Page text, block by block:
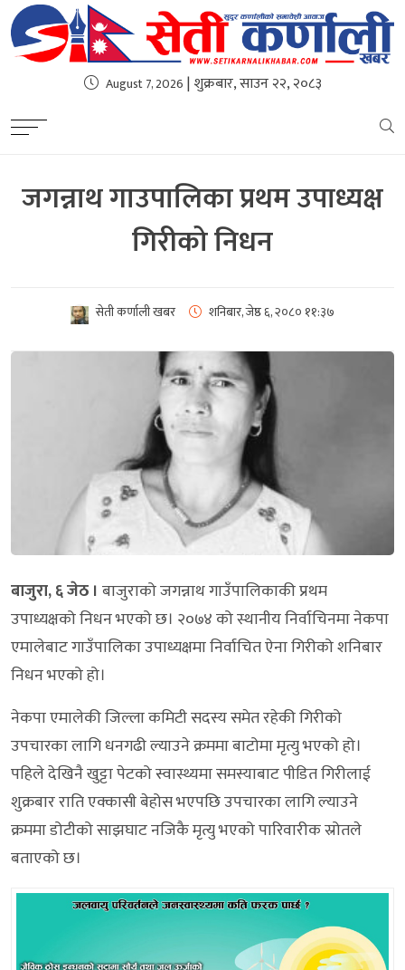
August 7, 2026 | शुक्रबार, साउन २२, २०८३
जगन्नाथ गाउपालिका प्रथम उपाध्यक्ष
गिरीको निधन
सेती कर्णाली खबर शनिबार, जेष्ठ ६, २०८० ११:३७
बाजुरा, ६ जेठ । बाजुराको जगन्नाथ गाउँपालिकाकी प्रथम
उपाध्यक्षको निधन भएको छ। २०७४ को स्थानीय निर्वाचिनमा नेकपा
एमालेबाट गाउँपालिका उपाध्यक्षमा निर्वाचित ऐना गिरीको शनिबार
निधन भएको हो।
नेकपा एमालेकी जिल्ला कमिटी सदस्य समेत रहेकी गिरीको
उपचारका लागि धनगढी ल्याउने क्रममा बाटोमा मृत्यु भएको हो।
पहिले देखिनै खुट्टा पेटको स्वास्थ्यमा समस्याबाट पीडित गिरीलाई
शुक्रबार राति एक्कासी बेहोस भएपछि उपचारका लागि ल्याउने
क्रममा डोटीको साझघाट नजिकै मृत्यु भएको पारिवारीक स्रोतले
बताएको छ।